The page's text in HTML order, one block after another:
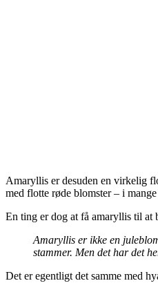
Amaryllis er desuden en virkelig
med flotte røde blomster – i
En ting er dog at få amaryllis til at
Amaryllis er ikke en
stammer. Men det har det
Det er egentligt det samme med